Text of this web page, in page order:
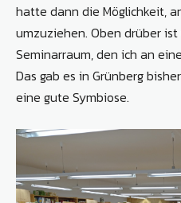
hatte dann die Möglichkeit,
umzuziehen. Oben drüber
Seminarraum, den ich an
Das gab es in Grünberg
eine gute Symbiose.